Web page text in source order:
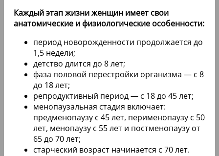
Каждый этап жизни женщин имеет свои
анатомические и физиологические особенности:
период новорожденности продолжается до
1,5 недели;
детство длится до 8 лет;
фаза половой перестройки организма — с 8
до 18 лет;
репродуктивный период — с 18 до 45 лет;
менопаузальная стадия включает:
предменопаузу с 45 лет, перименопаузу с 50
лет, менопаузу с 55 лет и постменопаузу от
65 до 70 лет;
старческий возраст начинается с 70 лет.